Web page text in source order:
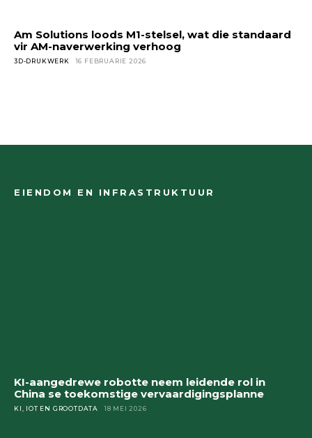
Am Solutions loods M1-stelsel, wat die standaard
vir AM-naverwerking verhoog
3D-DRUKWERK 16 FEBRUARIE 2026
EIENDOM EN INFRASTRUKTUUR
KI-aangedrewe robotte neem leidende rol in
China se toekomstige vervaardigingsplanne
KI, IOT EN GROOTDATA 18 MEI 2026